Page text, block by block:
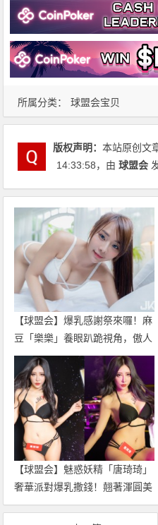
所属分类： 球盟会宝贝
版权声明：本站原创文
14:33:58，由球盟会
【球盟会】爆乳感謝祭來囉！麻
豆「樂樂」養眼趴跪視角，傲人
雙峰擋不住！
【球盟会】魅惑妖精「唐琦琦」
奢華派對爆乳撒錢！翹著渾圓美
臀性感餵酒！